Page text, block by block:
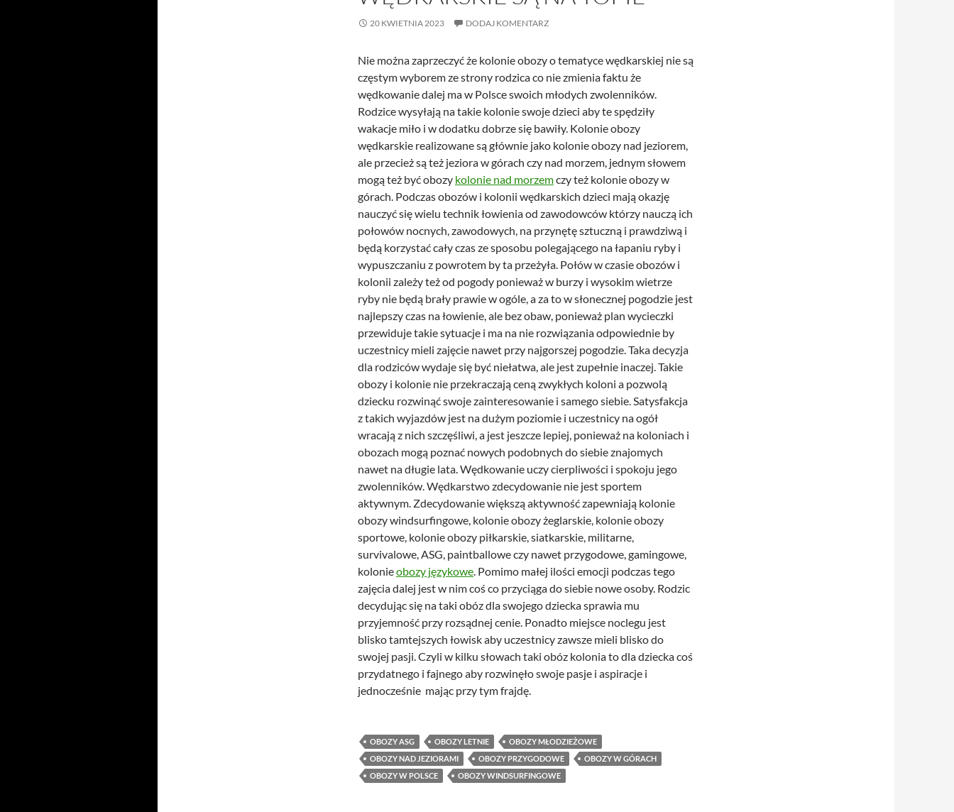
20 KWIETNIA 2023 DODAJ KOMENTARZ
Nie można zaprzeczyć że kolonie obozy o tematyce wędkarskiej nie są
częstym wyborem ze strony rodzica co nie zmienia faktu że
wędkowanie dalej ma w Polsce swoich młodych zwolenników.
Rodzice wysyłają na takie kolonie swoje dzieci aby te spędziły
wakacje miło i w dodatku dobrze się bawiły. Kolonie obozy
wędkarskie realizowane są głównie jako kolonie obozy nad jeziorem,
ale przecież są też jeziora w górach czy nad morzem, jednym słowem
mogą też być obozy kolonie nad morzemczy też kolonie obozy w
górach. Podczas obozów i kolonii wędkarskich dzieci mają okazję
nauczyć się wielu technik łowienia od zawodowców którzy nauczą ich
połowów nocnych, zawodowych, na przynętę sztuczną i prawdziwą i
będą korzystać cały czas ze sposobu polegającego na łapaniu ryby i
wypuszczaniu z powrotem by ta przeżyła. Połów w czasie obozów i
kolonii zależy też od pogody ponieważ w burzy i wysokim wietrze
ryby nie będą brały prawie w ogóle, a za to w słonecznej pogodzie jest
najlepszy czas na łowienie, ale bez obaw, ponieważ plan wycieczki
przewiduje takie sytuacje i ma na nie rozwiązania odpowiednie by
uczestnicy mieli zajęcie nawet przy najgorszej pogodzie. Taka decyzja
dla rodziców wydaje się być niełatwa, ale jest zupełnie inaczej. Takie
obozy i kolonie nie przekraczają ceną zwykłych koloni a pozwolą
dziecku rozwinąć swoje zainteresowanie i samego siebie. Satysfakcja
z takich wyjazdów jest na dużym poziomie i uczestnicy na ogół
wracają z nich szczęśliwi, a jest jeszcze lepiej, ponieważ na koloniach i
obozach mogą poznać nowych podobnych do siebie znajomych
nawet na długie lata. Wędkowanie uczy cierpliwości i spokoju jego
zwolenników. Wędkarstwo zdecydowanie nie jest sportem
aktywnym. Zdecydowanie większą aktywność zapewniają kolonie
obozy windsurfingowe, kolonie obozy żeglarskie, kolonie obozy
sportowe, kolonie obozy piłkarskie, siatkarskie, militarne,
survivalowe, ASG, paintballowe czy nawet przygodowe, gamingowe,
kolonieobozy językowe. Pomimo małej ilości emocji podczas tego
zajęcia dalej jest w nim coś co przyciąga do siebie nowe osoby. Rodzic
decydując się na taki obóz dla swojego dziecka sprawia mu
przyjemność przy rozsądnej cenie. Ponadto miejsce noclegu jest
blisko tamtejszych łowisk aby uczestnicy zawsze mieli blisko do
swojej pasji. Czyli w kilku słowach taki obóz kolonia to dla dziecka coś
przydatnego i fajnego aby rozwinęło swoje pasje i aspiracje i
jednocześnie mając przy tym frajdę.
OBOZY ASG OBOZY LETNIE
OBOZY MŁODZIEŻOWE
OBOZY NAD JEZIORAMI
OBOZY PRZYGODOWE
OBOZY W GÓRACH
OBOZY W POLSCE
OBOZY WINDSURFINGOWE